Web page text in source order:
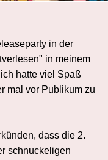
in der
in meinem
hatte viel Spaß
mal vor Publikum zu
dass die 2.
schnuckeligen